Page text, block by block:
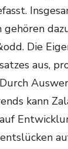
Die
aus,
kann